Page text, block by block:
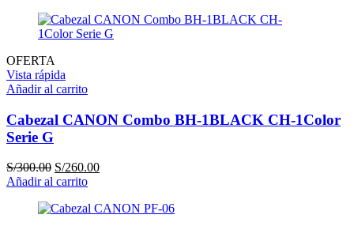
era:
S/370.00.
es:
S/220.00.
OFERTA
Vista rápida
Añadir al carrito
Cabezal CANON Combo BH-1BLACK CH-1Color
Serie G
S/300.00 El
precio
era:
S/260.00El
es:
Añadir al carrito